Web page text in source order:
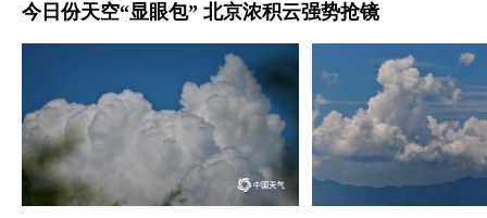
今日份天空“显眼包” 北京浓积云强势抢镜